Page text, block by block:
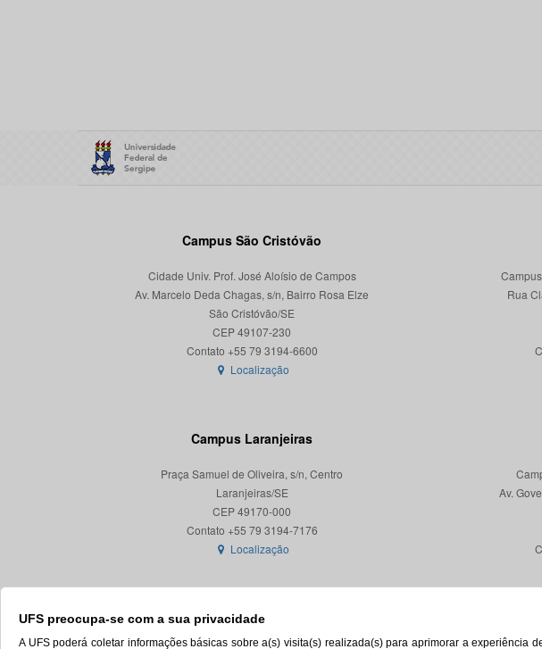
UFS preocupa-se com a sua privacidade
A UFS poderá coletar informações básicas sobre a(s) visita(s) realizada(s) para aprimorar a experiência
Campus São Cristóvão
Cidade Univ. Prof. José Aloísio de Campos
Av. Marcelo Deda Chagas, s/n, Bairro Rosa Elze
São Cristóvão/SE
CEP 49107-230
Localização
Rua
Campus Laranjeiras
Praça Samuel de Oliveira, s/n, Centro
Laranjeiras/SE
CEP 49170-000
Localização
Av.